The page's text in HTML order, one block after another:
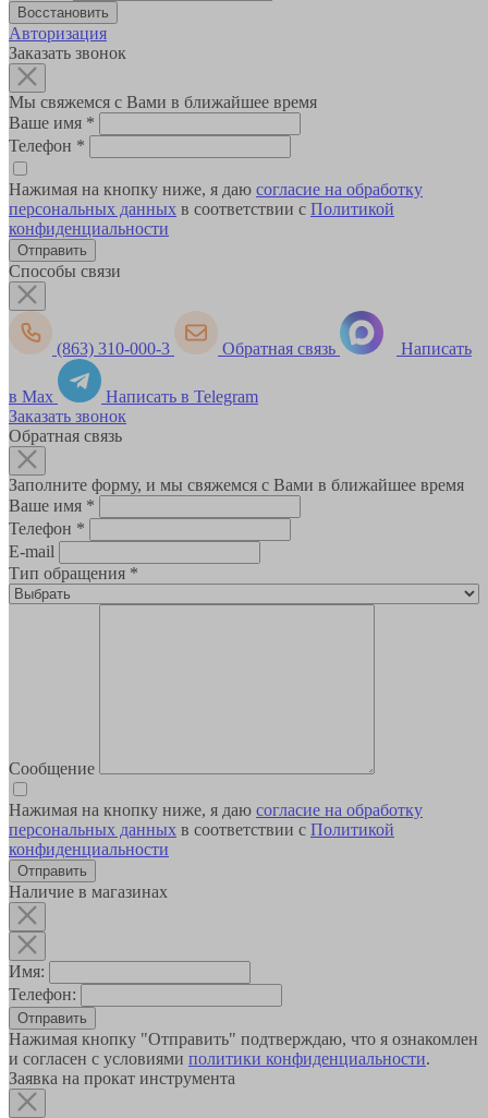
Авторизация
Заказать звонок
Мы свяжемся с Вами в ближайшее время
Ваше имя *
Телефон *
Нажимая на кнопку ниже, я даю согласие на обработку
персональных данных в соответствии с Политикой
конфиденциальности
Способы связи
(863) 310-000-3 Обратная связь Написать
в Max
Написать в Telegram
Заказать звонок
Обратная связь
Заполните форму, и мы свяжемся с Вами в ближайшее время
Ваше имя *
Телефон *
E-mail
Тип обращения *
Сообщение
Нажимая на кнопку ниже, я даю согласие на обработку
персональных данных в соответствии с Политикой
конфиденциальности
Наличие в магазинах
Имя:
Телефон:
Отправить
Нажимая кнопку "Отправить" подтверждаю, что я ознакомлен
и согласен с условиями политики конфиденциальности.
Заявка на прокат инструмента